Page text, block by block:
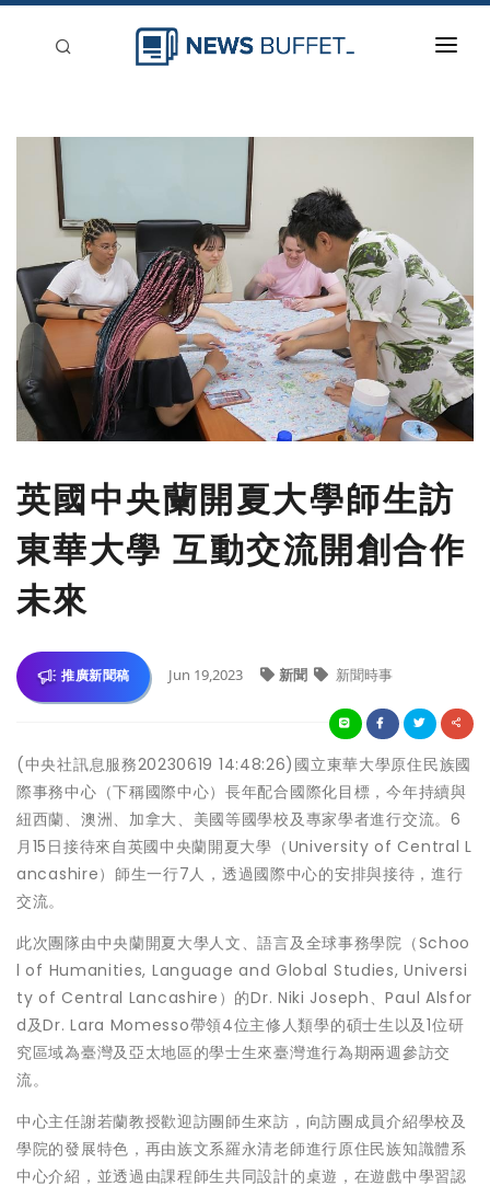
新聞稿分類
刊登
英國中央蘭開夏大學師生訪
東華大學 互動交流開創合作
未來
推廣新聞稿 Jun 19,2023 新聞 新聞時事
(中央社訊息服務20230619 14:48:26)國立東華大學原住民族國
際事務中心（下稱國際中心）長年配合國際化目標，今年持續與
紐西蘭、澳洲、加拿大、美國等國學校及專家學者進行交流。6
月15日接待來自英國中央蘭開夏大學（University of Central L
ancashire）師生一行7人，透過國際中心的安排與接待，進行
交流。
此次團隊由中央蘭開夏大學人文、語言及全球事務學院（Schoo
l of Humanities, Language and Global Studies, Universi
ty of Central Lancashire）的Dr. Niki Joseph、Paul Alsfor
d及Dr. Lara Momesso帶領4位主修人類學的碩士生以及1位研
究區域為臺灣及亞太地區的學士生來臺灣進行為期兩週參訪交
流。
中心主任謝若蘭教授歡迎訪團師生來訪，向訪團成員介紹學校及
學院的發展特色，再由族文系羅永清老師進行原住民族知識體系
中心介紹，並透過由課程師生共同設計的桌遊，在遊戲中學習認